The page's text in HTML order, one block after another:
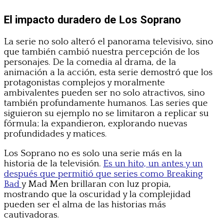
El impacto duradero de Los Soprano
La serie no solo alteró el panorama televisivo, sino
que también cambió nuestra percepción de los
personajes. De la comedia al drama, de la
animación a la acción, esta serie demostró que los
protagonistas complejos y moralmente
ambivalentes pueden ser no solo atractivos, sino
también profundamente humanos. Las series que
siguieron su ejemplo no se limitaron a replicar su
fórmula; la expandieron, explorando nuevas
profundidades y matices.
Los Soprano no es solo una serie más en la
historia de la televisión. Es un hito, un antes y un
después que permitió que series como Breaking
Bady Mad Men brillaran con luz propia,
mostrando que la oscuridad y la complejidad
pueden ser el alma de las historias más
cautivadoras.